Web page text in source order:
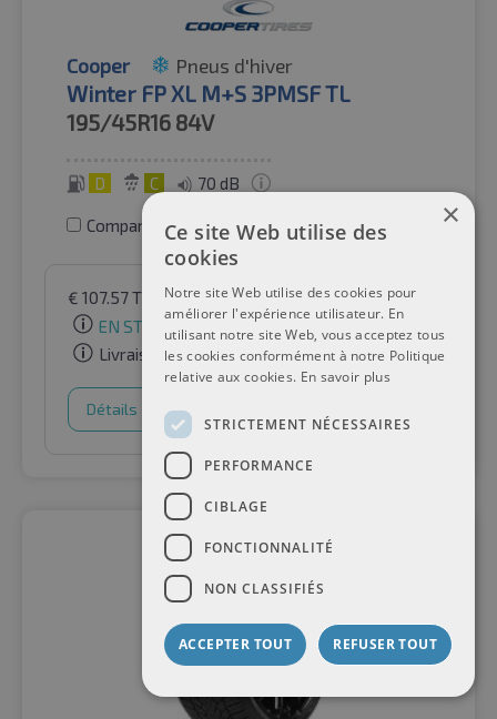
Cooper Pneus d'hiver
Winter FP XL M+S 3PMSF TL
195/45R16 84V
D C 70 dB
Comparer les pneus
€ 107.57TVA inclusepar Auto-Raifen GmbH
EN STOCK
Livraison gratuite
Détails Panier d'achat
×
Ce site Web utilise des
cookies
Notre site Web utilise des cookies pour
améliorer l'expérience utilisateur. En
utilisant notre site Web, vous acceptez tous
les cookies conformément à notre Politique
relative aux cookies. En savoir plus
STRICTEMENT NÉCESSAIRES
PERFORMANCE
CIBLAGE
FONCTIONNALITÉ
NON CLASSIFIÉS
ACCEPTER TOUT REFUSER TOUT